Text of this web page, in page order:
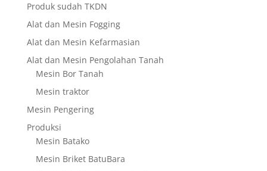
Produk sudah TKDN
Alat dan Mesin Fogging
Alat dan Mesin Kefarmasian
Alat dan Mesin Pengolahan Tanah
Mesin Bor Tanah
Mesin traktor
Mesin Pengering
Produksi
Mesin Batako
Mesin Briket BatuBara